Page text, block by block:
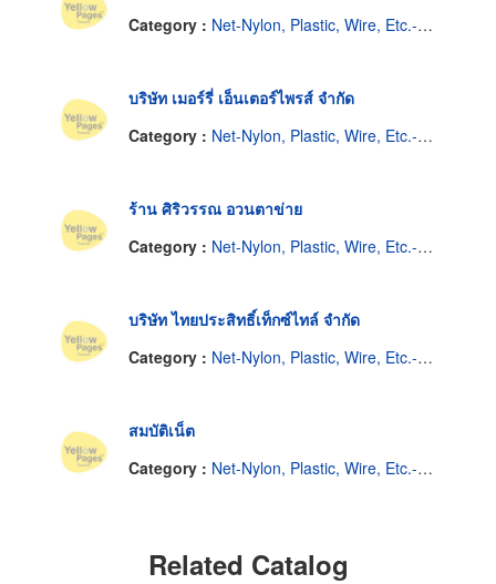
Category : Net-Nylon, Plastic, Wire, Etc.-Wholesale & Manufacturers
บริษัท เมอร์รี่ เอ็นเตอร์ไพรส์ จำกัด
Category : Net-Nylon, Plastic, Wire, Etc.-Wholesale & Manufacturers
ร้าน ศิริวรรณ อวนตาข่าย
Category : Net-Nylon, Plastic, Wire, Etc.-Wholesale & Manufacturers
บริษัท ไทยประสิทธิ์เท็กซ์ไทล์ จำกัด
Category : Net-Nylon, Plastic, Wire, Etc.-Wholesale & Manufacturers
สมบัติเน็ต
Category : Net-Nylon, Plastic, Wire, Etc.-Wholesale & Manufacturers
Related Catalog